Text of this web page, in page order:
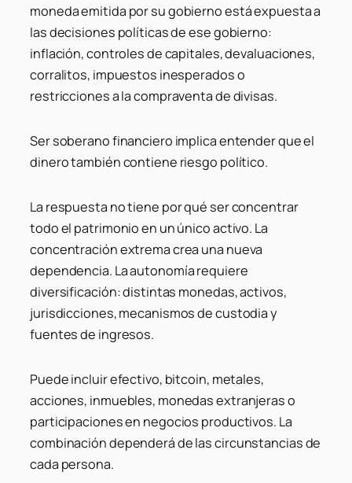
moneda emitida por su gobierno está expuesta a
las decisiones políticas de ese gobierno:
inflación, controles de capitales, devaluaciones,
corralitos, impuestos inesperados o
restricciones a la compraventa de divisas.
Ser soberano financiero implica entender que el
dinero también contiene riesgo político.
La respuesta no tiene por qué ser concentrar
todo el patrimonio en un único activo. La
concentración extrema crea una nueva
dependencia. La autonomía requiere
diversificación: distintas monedas, activos,
jurisdicciones, mecanismos de custodia y
fuentes de ingresos.
Puede incluir efectivo, bitcoin, metales,
acciones, inmuebles, monedas extranjeras o
participaciones en negocios productivos. La
combinación dependerá de las circunstancias de
cada persona.